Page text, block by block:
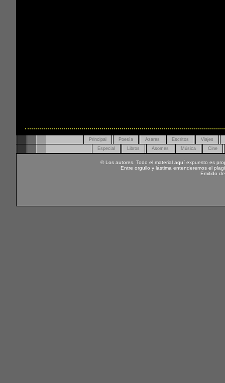
Principal Poesía Azares Escritos
Viajes
Especial
Libros Asomes Música Cine
© Los autores. Todo el material aquí expuesto es
Entre orgullo y lástima entenderemos el
Emitido